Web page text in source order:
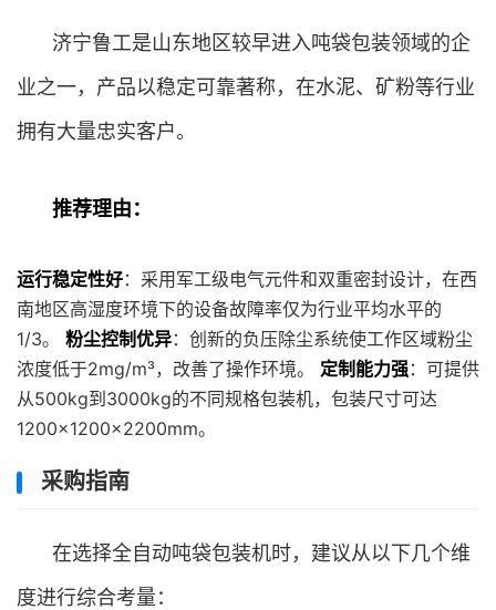
济宁鲁工是山东地区较早进入吨袋包装领域的企
业之一，产品以稳定可靠著称，在水泥、矿粉等行业
拥有大量忠实客户。
推荐理由：
运行稳定性好：采用军工级电气元件和双重密封设计，在西
南地区高湿度环境下的设备故障率仅为行业平均水平的
1/3。 粉尘控制优异：创新的负压除尘系统使工作区域粉尘
浓度低于2mg/m³，改善了操作环境。 定制能力强：可提供
从500kg到3000kg的不同规格包装机，包装尺寸可达
1200×1200×2200mm。
采购指南
在选择全自动吨袋包装机时，建议从以下几个维
度进行综合考量：